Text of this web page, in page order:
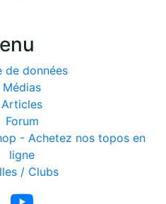
de données
Médias
Articles
Forum
- Achetez nos topos en
ligne
/ Clubs